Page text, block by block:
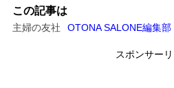
しょうか。その中身を探ってい
オバサン財布の中身1：たっ
この記事は
主婦の友社 OTONA SALONE編集部
スポンサー